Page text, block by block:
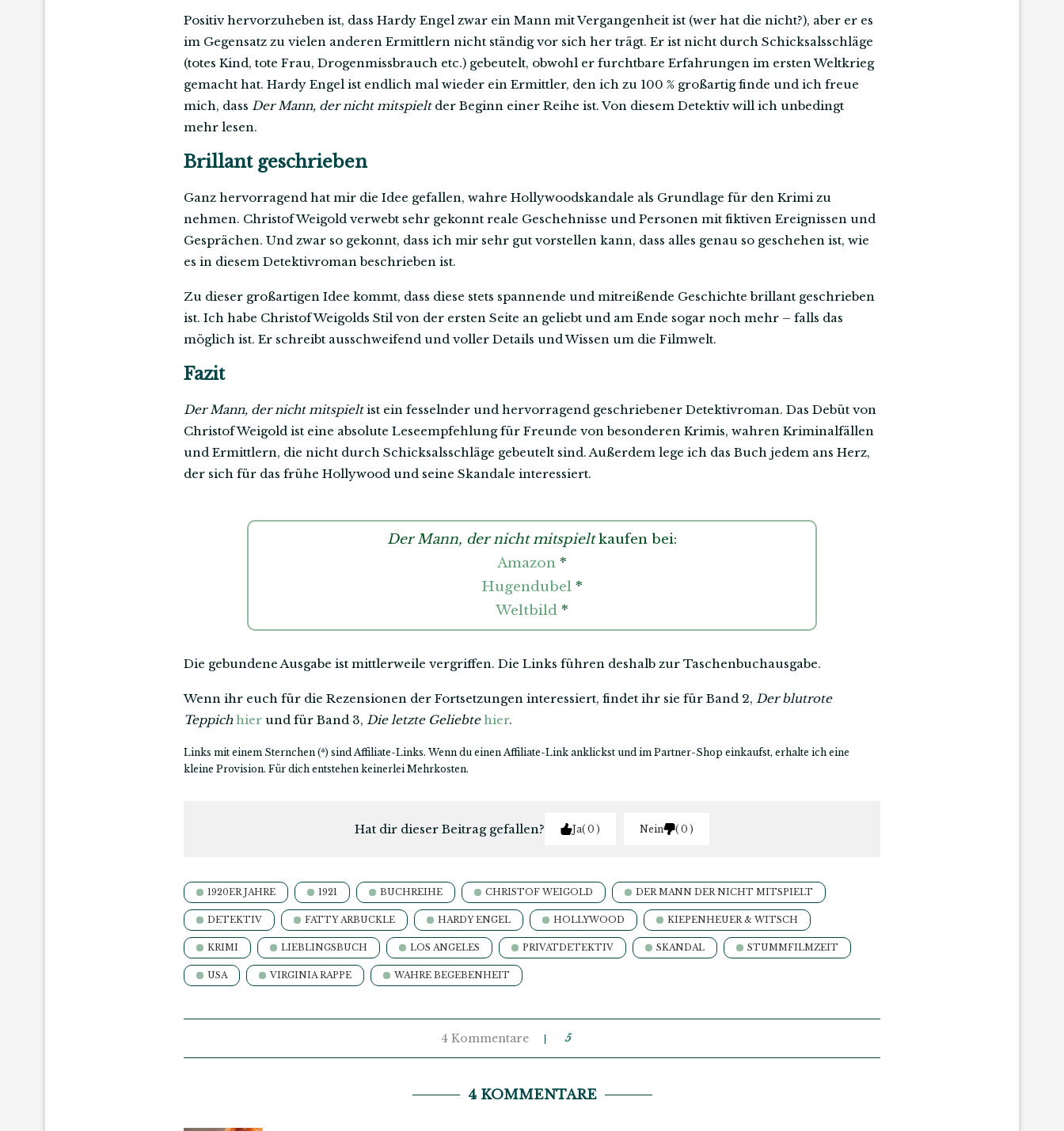
Positiv hervorzuheben ist, dass Hardy Engel zwar ein Mann mit Vergangenheit ist (wer hat die nicht?), aber er es
im Gegensatz zu vielen anderen Ermittlern nicht ständig vor sich her trägt. Er ist nicht durch Schicksalsschläge
(totes Kind, tote Frau, Drogenmissbrauch etc.) gebeutelt, obwohl er furchtbare Erfahrungen im ersten Weltkrieg
gemacht hat. Hardy Engel ist endlich mal wieder ein Ermittler, den ich zu 100 % großartig finde und ich freue
mich, dass Der Mann, der nicht mitspieltder Beginn einer Reihe ist. Von diesem Detektiv will ich unbedingt
mehr lesen.
Brillant geschrieben
Ganz hervorragend hat mir die Idee gefallen, wahre Hollywoodskandale als Grundlage für den Krimi zu
nehmen. Christof Weigold verwebt sehr gekonnt reale Geschehnisse und Personen mit fiktiven Ereignissen und
Gesprächen. Und zwar so gekonnt, dass ich mir sehr gut vorstellen kann, dass alles genau so geschehen ist, wie
es in diesem Detektivroman beschrieben ist.
Zu dieser großartigen Idee kommt, dass diese stets spannende und mitreißende Geschichte brillant geschrieben
ist. Ich habe Christof Weigolds Stil von der ersten Seite an geliebt und am Ende sogar noch mehr – falls das
möglich ist. Er schreibt ausschweifend und voller Details und Wissen um die Filmwelt.
Fazit
Der Mann, der nicht mitspieltist ein fesselnder und hervorragend geschriebener Detektivroman. Das Debüt von
Christof Weigold ist eine absolute Leseempfehlung für Freunde von besonderen Krimis, wahren Kriminalfällen
und Ermittlern, die nicht durch Schicksalsschläge gebeutelt sind. Außerdem lege ich das Buch jedem ans Herz,
der sich für das frühe Hollywood und seine Skandale interessiert.
Der Mann, der nicht mitspieltkaufen bei:
Amazon *
Hugendubel *
Weltbild *
Die gebundene Ausgabe ist mittlerweile vergriffen. Die Links führen deshalb zur Taschenbuchausgabe.
Wenn ihr euch für die Rezensionen der Fortsetzungen interessiert, findet ihr sie für Band 2, Der blutrote
Teppich hier und für Band 3, Die letzte Geliebte hier.
Links mit einem Sternchen (*) sind Affiliate-Links. Wenn du einen Affiliate-Link anklickst und im Partner-Shop einkaufst, erhalte ich eine
kleine Provision. Für dich entstehen keinerlei Mehrkosten.
Hat dir dieser Beitrag gefallen? Ja 0 Nein 0
1920ER JAHRE 1921 BUCHREIHE CHRISTOF WEIGOLD DER MANN DER NICHT MITSPIELT
DETEKTIV FATTY ARBUCKLE HARDY ENGEL HOLLYWOOD KIEPENHEUER & WITSCH
KRIMI LIEBLINGSBUCH LOS ANGELES PRIVATDETEKTIV SKANDAL STUMMFILMZEIT
USA VIRGINIA RAPPE WAHRE BEGEBENHEIT
4 Kommentare 5
4 KOMMENTARE